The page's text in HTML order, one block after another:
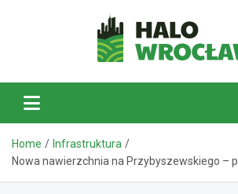
Home
Infrastruktura
Nowa nawierzchnia na Przybyszewskiego –